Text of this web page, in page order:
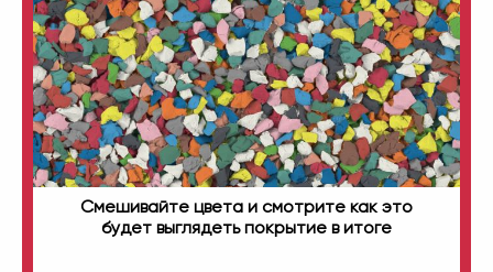
Смешивайте цвета и смотрите как это
будет выглядеть покрытие в итоге